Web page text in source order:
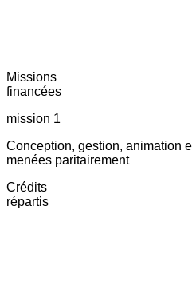
Missions
financées
mission 1
Conception, gestion, animation
menées paritairement
Crédits
répartis